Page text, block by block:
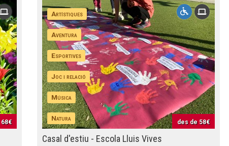
68€
Artístiques
Aventura
Esportives
Joc i relació
Música
Natura des de 58€
Casal d'estiu - Escola Lluis Vives